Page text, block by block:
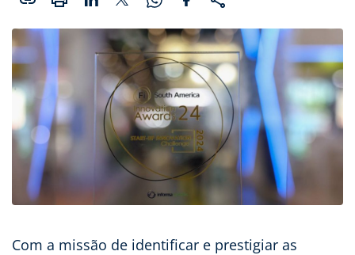
Com a missão de identificar e prestigiar as